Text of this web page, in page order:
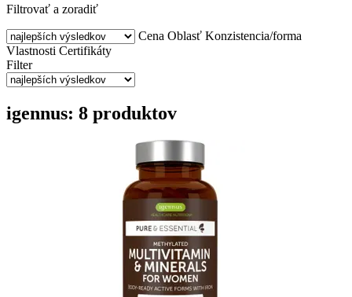
Filtrovať a zoradiť
Cena Oblasť Konzistencia/forma
Vlastnosti Certifikáty
Filter
igennus: 8 produktov